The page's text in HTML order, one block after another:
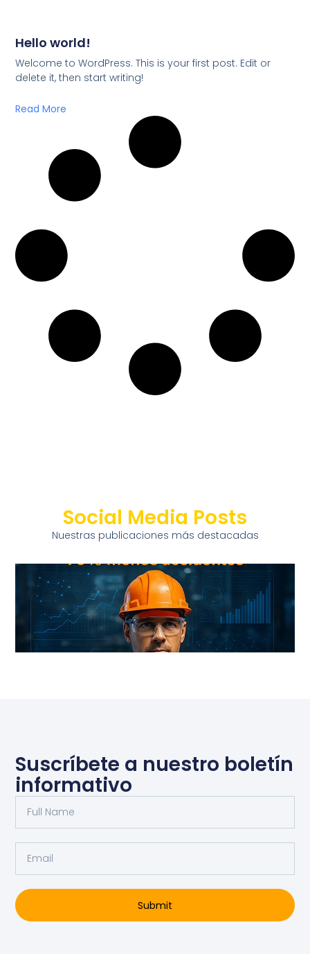
Hello world!
Welcome to WordPress. This is your first post. Edit or
delete it, then start writing!
Read More
Social Media Posts
Nuestras publicaciones más destacadas
Suscríbete a nuestro boletín
informativo
Submit